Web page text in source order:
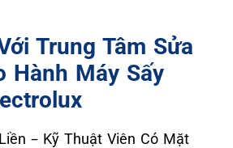
Trung Tâm Sửa
Hành Máy Sấy
– Kỹ Thuật Viên Có Mặt